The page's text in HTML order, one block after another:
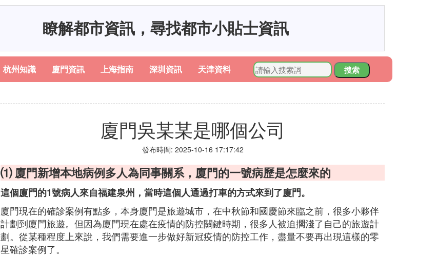
瞭解都市資訊，尋找都市小貼士資訊
杭州知識 廈門資訊 上海指南 深圳資訊 天津資料
搜索
廈門吳某某是哪個公司
發布時間: 2025-10-16 17:17:42
⑴ 廈門新增本地病例多人為同事關系，廈門的一號病歷是怎麼來的
這個廈門的1號病人來自福建泉州，當時這個人通過打車的方式來到了廈門。
廈門現在的確診案例有點多，本身廈門是旅遊城市，在中秋節和國慶節來臨之前，很多小夥伴
計劃到廈門旅遊。但因為廈門現在處在疫情的防控關鍵時期，很多人被迫擱淺了自己的旅遊計
劃。從某種程度上來說，我們需要進一步做好新冠疫情的防控工作，盡量不要再出現這樣的零
星確診案例了。